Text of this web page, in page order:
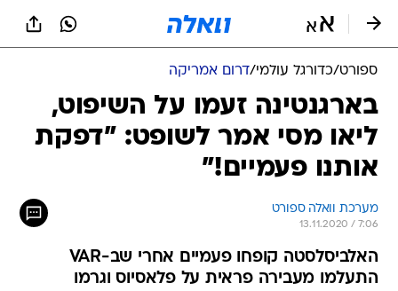
ספורט/כדורגל עולמי/דרום אמריקה
בארגנטינה זעמו על השיפוט,
ליאו מסי אמר לשופט: "דפקת
אותנו פעמיים!"
מערכת וואלה ספורט
13.11.2020 / 7:06
האלביסלסטה קופחו פעמיים אחרי שב-VAR
התעלמו מעבירה פראית על פלאסיוס וגרמו